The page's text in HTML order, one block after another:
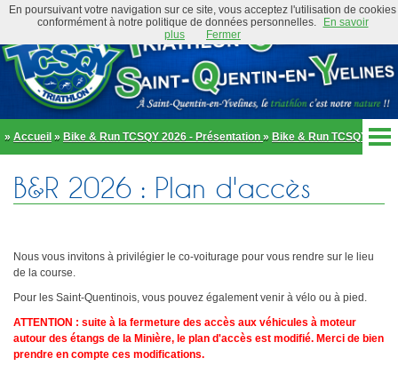
» Accueil » Bike & Run TCSQY 2026 - Présentation » Bike & Run TCSQY 2026
Accueil Actualités
Organigramme
École de triathlon
Trombinoscope
Partenaires
Newsletter
Bike and Run 2026
Présentation
Inscriptions
B&R 2026 : Plan d'accès
Nous vous invitons à privilégier le co-voiturage pour vous rendre sur le lieu
de la course.
Pour les Saint-Quentinois, vous pouvez également venir à vélo ou à pied.
ATTENTION : suite à la fermeture des accès aux véhicules à moteur
autour des étangs de la Minière, le plan d'accès est modifié. Merci de bien
prendre en compte ces modifications.
En poursuivant votre navigation sur ce site, vous acceptez l'utilisation de cookies
conformément à notre politique de données personnelles.
En savoir
plus
Fermer